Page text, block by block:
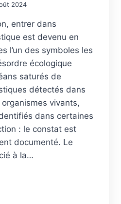
2024
entrer dans
est devenu en
l’un des symboles les
écologique
saturés de
détectés dans
organismes vivants,
dans certaines
: le constat est
documenté. Le
à la…